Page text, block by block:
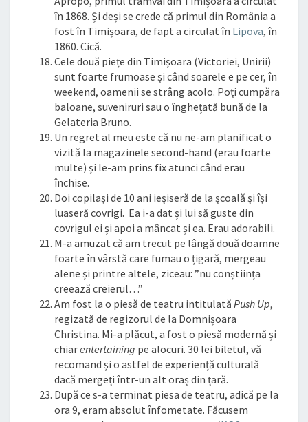
în 1868. Și deși se crede că primul din România a
fost în Timișoara, de fapt a circulat în Lipova, în
1860. Cică.
Cele două piețe din Timișoara (Victoriei, Unirii)
sunt foarte frumoase și când soarele e pe cer, în
weekend, oamenii se strâng acolo. Poți cumpăra
baloane, suveniruri sau o înghețată bună de la
Gelateria Bruno.
Un regret al meu este că nu ne-am planificat o
vizită la magazinele second-hand (erau foarte
multe) și le-am prins fix atunci când erau
închise.
Doi copilași de 10 ani ieșiseră de la școală și își
luaseră covrigi. Ea i-a dat și lui să guste din
covrigul ei și apoi a mâncat și ea. Erau adorabili.
M-a amuzat că am trecut pe lângă două doamne
foarte în vârstă care fumau o țigară, mergeau
alene și printre altele, ziceau: ”nu conștiința
creează creierul…”
Am fost la o piesă de teatru intitulată Push Up,
regizată de regizorul de la Domnișoara
Christina. Mi-a plăcut, a fost o piesă modernă și
chiarentertaining pe alocuri. 30 lei biletul, vă
recomand și o astfel de experiență culturală
dacă mergeți într-un alt oraș din țară.
După ce s-a terminat piesa de teatru, adică pe la
ora 9, eram absolut înfometate. Făcusem